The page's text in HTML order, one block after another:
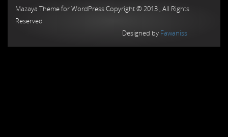
Mazaya Theme for WordPress Copyright © 2013 , All Rights
Reserved
Designed by Fawaniss